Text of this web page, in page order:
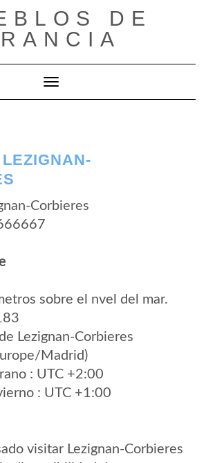
DE
Cambiar modo de navegación
Corbieres
sobre el nvel del mar.
Lezignan-Corbieres
Madrid)
: UTC +2:00
: UTC +1:00
visitar Lezignan-Corbieres